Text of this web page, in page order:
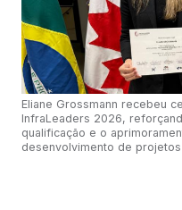
Eliane Grossmann recebeu
InfraLeaders 2026,
qualificação e o
desenvolvimento de